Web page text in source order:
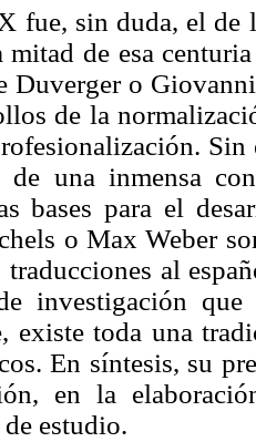
fue, sin duda, el de
mitad de esa
Duverger o
de la
de una inmensa
bases para el
o Max Weber
traducciones al
investigación
existe toda una
En síntesis, su
en la
estudio.